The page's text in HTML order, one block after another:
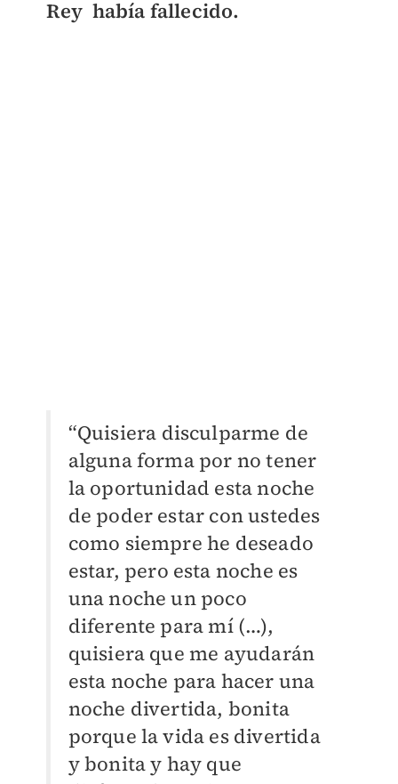
Rey había fallecido.
“Quisiera disculparme de
alguna forma por no tener
la oportunidad esta noche
de poder estar con ustedes
como siempre he deseado
estar, pero esta noche es
una noche un poco
diferente para mí (…),
quisiera que me ayudarán
esta noche para hacer una
noche divertida, bonita
porque la vida es divertida
y bonita y hay que